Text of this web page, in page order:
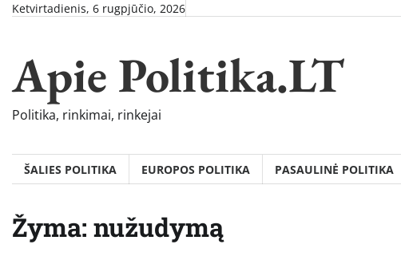
SkipKetvirtadienis, 6 rugpjūčio, 2026
Apie Politika.LT
Politika, rinkimai, rinkejai
ŠALIES POLITIKA EUROPOS POLITIKA PASAULINĖ POLITIKA
Žyma: nužudymą